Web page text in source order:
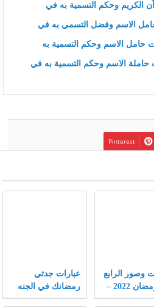
الكريم وحكم التسمية به في
الاسم وفضل التسمي به في
الاسم وحكم التسمية به
الاسم وحكم التسمية به في
Pinterest
وصور الرابع
من رمضان 2022 –
عبارات جدتي
رمضانك في الجنه
اجمل حزينة ومؤثرة